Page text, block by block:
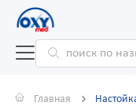
Главная